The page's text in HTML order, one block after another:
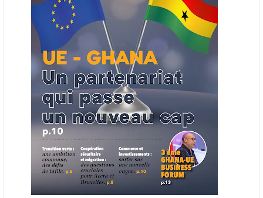
2027, à un bulletin africain des appels d’offres dans le secteur de
l’énergie.
06/06/26 AFRICA FINANCE CORPORATION
Cette semaine, Africa Finance Corporation (AFC) a annoncé avoir
bouclé un prêt syndiqué de 2 milliards de dollars, la plus importante
levée de son histoire. Initialement calibrée à 1,6 milliard, l'opération a
été relevée de 400 millions face à l'afflux des souscriptions de
banques internationales. Plus du tiers des fonds proviennent
d'institutions financières asiatiques, à parts égales avec l'Europe.
L'Asie-Pacifique et l'Europe pèsent chacune 35 % du tour de table,
devant le Moyen-Orient (25 %) et l'Afrique (5 %), selon le communiqué
de l'institution panafricaine, qui compte 48 pays membres.
ECHANGES AFRIQUE - UE